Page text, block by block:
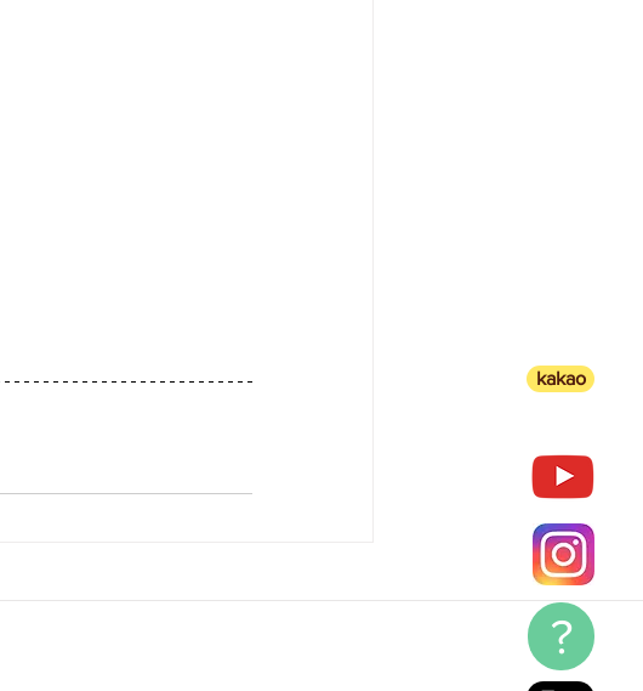
kakao
?